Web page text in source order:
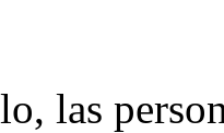
las